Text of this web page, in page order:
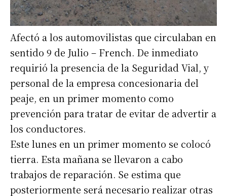
Afectó a los automovilistas que circulaban en
sentido 9 de Julio – French. De inmediato
requirió la presencia de la Seguridad Vial, y
personal de la empresa concesionaria del
peaje, en un primer momento como
prevención para tratar de evitar de advertir a
los conductores.
Este lunes en un primer momento se colocó
tierra. Esta mañana se llevaron a cabo
trabajos de reparación. Se estima que
posteriormente será necesario realizar otras